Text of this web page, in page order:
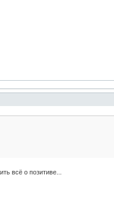
всё о позитиве...